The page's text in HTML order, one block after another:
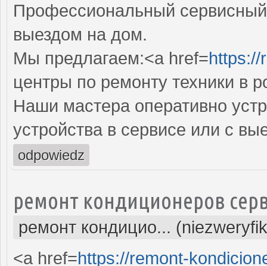
Профессиональный
выездом на дом.
Мы предлагаем:<a href=https://
центры по ремонту техники в
Наши мастера оперативно
устройства в сервисе или с
odpowiedz
ремонт кондиционеров
ремонт кондицио...
<a href=https://remont-